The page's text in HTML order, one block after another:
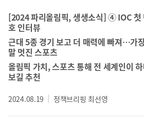
[2024 파리올림픽, 생생소식] ④ IOC 첫
호 인터뷰
근대 5종 경기 보고 더 매력에 빠져…가
말 멋진 스포츠
올림픽 가치, 스포츠 통해 전 세계인이
보길 추천
2024.08.19 정책브리핑 최선영